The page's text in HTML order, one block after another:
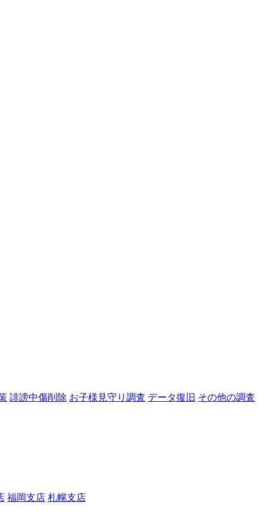
誹謗中傷削除 お子様見守り調査 データ復旧 その他の調査
福岡支店 札幌支店